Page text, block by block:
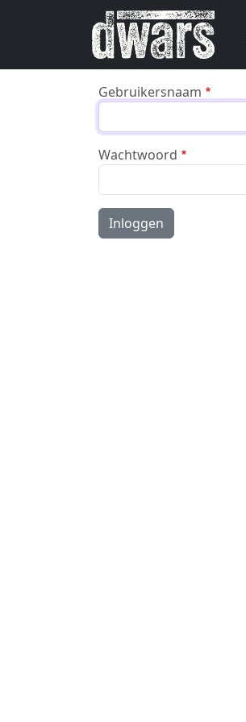
Overslaan en naar de inhoud gaan
Gebruikersnaam
Wachtwoord